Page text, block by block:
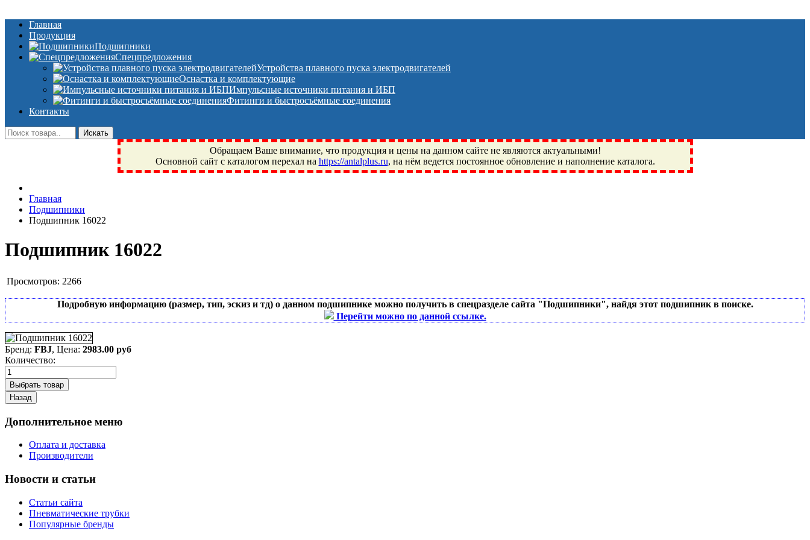
Главная
Продукция
Подшипники
Спецпредложения
Устройства плавного пуска электродвигателей
Оснастка и комплектующие
Импульсные источники питания и ИБП
Фитинги и быстросъёмные соединения
Контакты
Обращаем Ваше внимание, что продукция и цены на данном сайте не являются актуальными!
Основной сайт с каталогом перехал на https://antalplus.ru, на нём ведется постоянное обновление и наполнение каталога.
Фрязино, Антал+, плюс, Свердловский, Загорянский, Юбилейный, Щелково, Москва, Пушкино, Королёв, Балашиха, Фряново, Монино, Ивантеевка, подшипники, пневматика, метизы,
техника, сварочные аппараты, NIS, NSK, JED, KPT, NXZ, ГПЗ, Neutral, WHX, ZWZ, CRAFT, СПЗ-4, NECTECH, KG, LQY, DPI, BSN, SPZ, РФ, BMZ, ХАРП, CX, РОЛТОМ, APZ, FBJ, KYK,
NTN, SKF, купить, заказать
Главная
Подшипники
Подшипник 16022
Подшипник 16022
Просмотров: 2266
Подробную информацию (размер, тип, эскиз и тд) о данном подшипнике можно получить в спецразделе сайта "Подшипники", найдя этот подшипник в поиске.
Перейти можно по данной ссылке.
Бренд: FBJ, Цена: 2983.00 руб
Количество:
Дополнительное меню
Оплата и доставка
Производители
Новости и статьи
Статьи сайта
Пневматические трубки
Популярные бренды